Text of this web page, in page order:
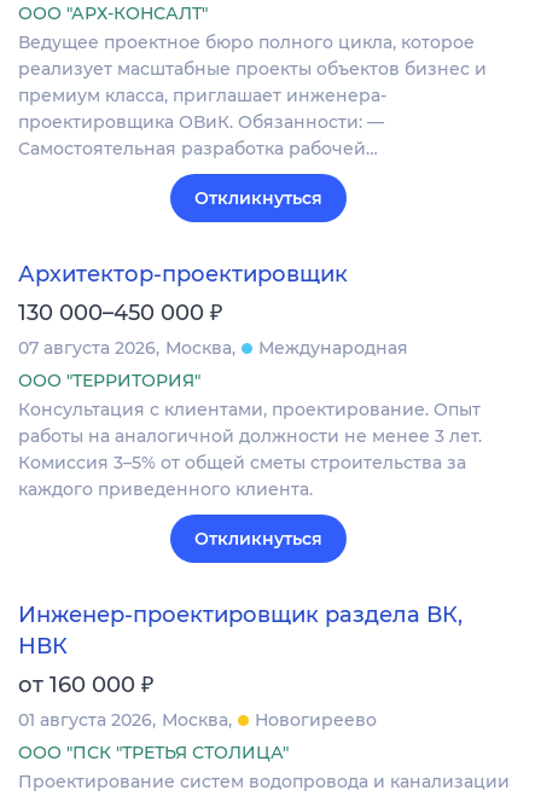
ООО "АРХ-КОНСАЛТ"
Ведущее проектное бюро полного цикла, которое
реализует масштабные проекты объектов бизнес и
премиум класса, приглашает инженера-
проектировщика ОВиК. Обязанности: —
Самостоятельная разработка рабочей…
Откликнуться
Архитектор-проектировщик
130 000–450 000 ₽
07 августа 2026 Москва
Международная
ООО "ТЕРРИТОРИЯ"
Консультация с клиентами, проектирование. Опыт
работы на аналогичной должности не менее 3 лет.
Комиссия 3–5% от общей сметы строительства за
каждого приведенного клиента.
Откликнуться
Инженер-проектировщик раздела ВК,
НВК
от 160 000 ₽
01 августа 2026 Москва
Новогиреево
ООО "ПСК "ТРЕТЬЯ СТОЛИЦА"
Проектирование систем водопровода и канализации